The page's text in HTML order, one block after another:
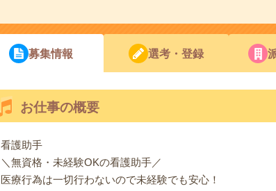
募集情報 選考・登録
お仕事の概要
看護助手
＼無資格・未経験OKの看護助手／
医療行為は一切行わないので未経験でも安心！